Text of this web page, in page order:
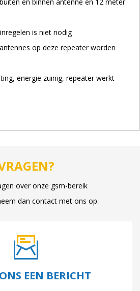
is niet nodig
op deze repeater worden
energie zuinig, repeater werkt
over onze gsm-bereik
dan contact met ons op.
EEN BERICHT